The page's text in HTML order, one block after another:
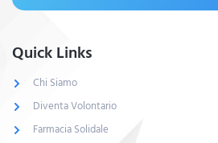
Quick Links
Chi Siamo
Diventa Volontario
Farmacia Solidale